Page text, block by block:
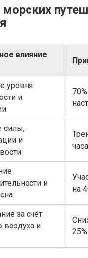
влияние
уровня
и
силы,
и
и
на
за счёт
воздуха и